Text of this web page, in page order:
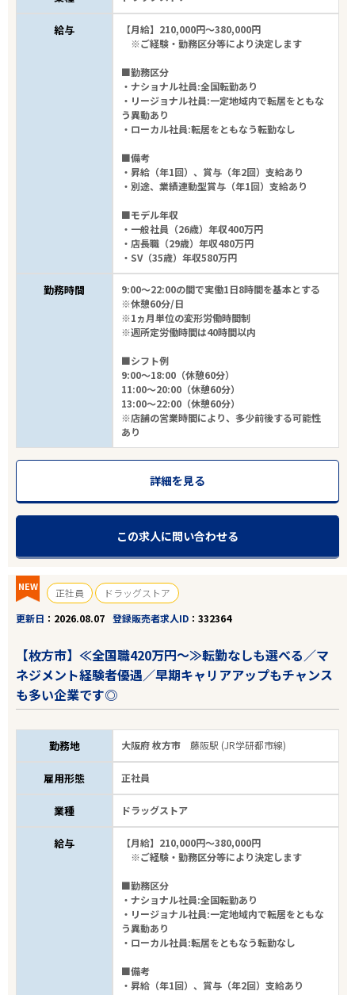
給与
【月給】210,000円～380,000円
※ご経験・勤務区分等により決定します
■勤務区分
・ナショナル社員:全国転勤あり
・リージョナル社員:一定地域内で転居をともな
う異動あり
・ローカル社員:転居をともなう転勤なし
■備考
・昇給（年1回）、賞与（年2回）支給あり
・別途、業績連動型賞与（年1回）支給あり
■モデル年収
・一般社員（26歳）年収400万円
・店長職（29歳）年収480万円
・SV（35歳）年収580万円
勤務時間
9:00～22:00の間で実働1日8時間を基本とする
※休憩60分/日
※1ヵ月単位の変形労働時間制
※週所定労働時間は40時間以内
■シフト例
9:00～18:00（休憩60分）
11:00～20:00（休憩60分）
13:00～22:00（休憩60分）
※店舗の営業時間により、多少前後する可能性
あり
詳細を見る
この求人に問い合わせる
NEW 正社員
ドラッグストア
更新日
2026.08.07 登録販売者求人ID 332364
【枚方市】≪全国職420万円～≫転勤なしも選べる／マ
ネジメント経験者優遇／早期キャリアアップもチャンス
も多い企業です◎
勤務地 大阪府 枚方市藤阪駅 (JR学研都市線)
雇用形態 正社員
業種 ドラッグストア
給与
【月給】210,000円～380,000円
※ご経験・勤務区分等により決定します
■勤務区分
・ナショナル社員:全国転勤あり
・リージョナル社員:一定地域内で転居をともな
う異動あり
・ローカル社員:転居をともなう転勤なし
■備考
・昇給（年1回）、賞与（年2回）支給あり